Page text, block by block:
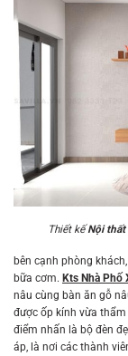
Thiết kếNội thất
bên cạnh phòng
bữa cơm. Kts Nhà Phố
nâu cùng bàn ăn gỗ
được ốp kính vừa
điểm nhấn là bộ đèn
áp, là nơi các thành